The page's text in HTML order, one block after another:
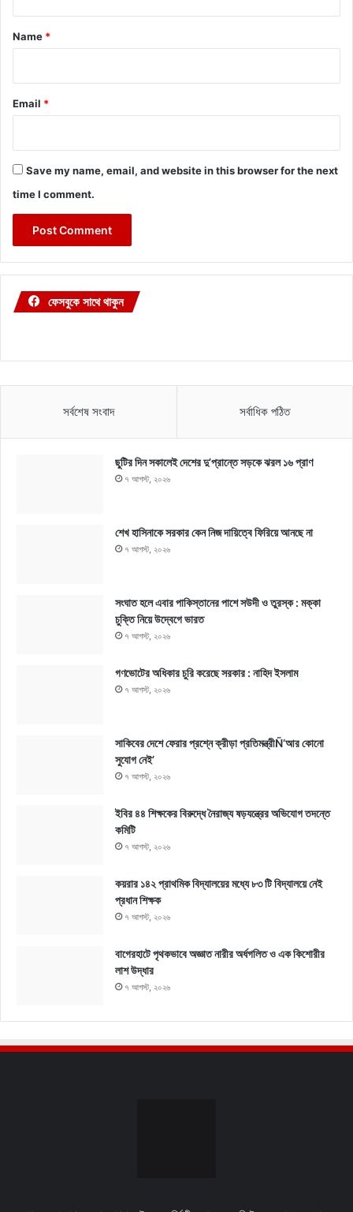
*
Name *
Email *
Save my name, email, and website in this browser for the next
time I comment.
ফেসবুকে সাথে থাকুন
সর্বশেষ সংবাদ সর্বাধিক পঠিত
ছুটির দিন সকালেই দেশের দু’প্রান্তে সড়কে ঝরল ১৬ প্রাণ
৭ আগস্ট, ২০২৬
শেখ হাসিনাকে সরকার কেন নিজ দায়িত্বে ফিরিয়ে আনছে না
৭ আগস্ট, ২০২৬
সংঘাত হলে এবার পাকিস্তানের পাশে সউদী ও তুরস্ক : মক্কা
চুক্তি নিয়ে উদ্বেগে ভারত
৭ আগস্ট, ২০২৬
গণভোটের অধিকার চুরি করেছে সরকার : নাহিদ ইসলাম
৭ আগস্ট, ২০২৬
সাকিবের দেশে ফেরার প্রশ্নে ক্রীড়া প্রতিমন্ত্রীÑ‘আর কোনো
সুযোগ নেই’
৭ আগস্ট, ২০২৬
ইবির ৪৪ শিক্ষকের বিরুদ্ধে নৈরাজ্য ষড়যন্ত্রের অভিযোগ তদন্তে
কমিটি
৭ আগস্ট, ২০২৬
কয়রার ১৪২ প্রাথমিক বিদ্যালয়ের মধ্যে ৮৩ টি বিদ্যালয়ে নেই
প্রধান শিক্ষক
৭ আগস্ট, ২০২৬
বাগেরহাটে পৃথকভাবে অজ্ঞাত নারীর অর্ধগলিত ও এক কিশোরীর
লাশ উদ্ধার
৭ আগস্ট, ২০২৬